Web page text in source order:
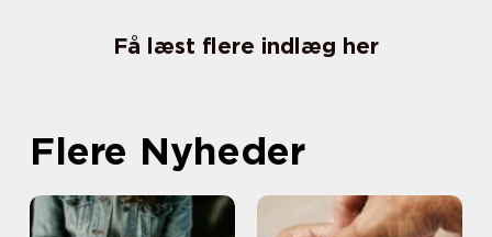
Få læst flere indlæg her
Flere Nyheder